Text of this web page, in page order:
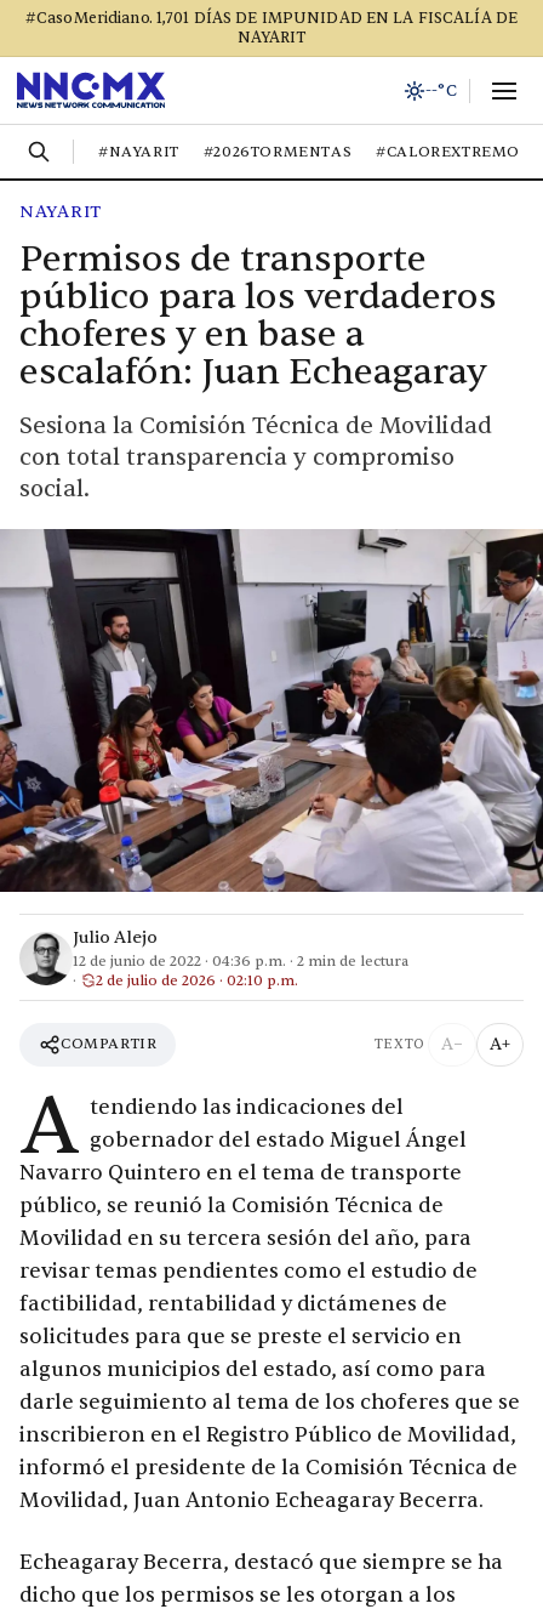
#CasoMeridiano. 1,701 DÍAS DE IMPUNIDAD EN LA FISCALÍA DE
NAYARIT
--°C
#NAYARIT #2026TORMENTAS #CALOREXTREMO
NAYARIT
Permisos de transporte
público para los verdaderos
choferes y en base a
escalafón: Juan Echeagaray
Sesiona la Comisión Técnica de Movilidad
con total transparencia y compromiso
social.
Julio Alejo
12 de junio de 2022 · 04:36 p.m. · 2 min de lectura
2 de julio de 2026 · 02:10 p.m.
COMPARTIR TEXTO A− A+
A tendiendo las indicaciones del
gobernador del estado Miguel Ángel
Navarro Quintero en el tema de transporte
público, se reunió la Comisión Técnica de
Movilidad en su tercera sesión del año, para
revisar temas pendientes como el estudio de
factibilidad, rentabilidad y dictámenes de
solicitudes para que se preste el servicio en
algunos municipios del estado, así como para
darle seguimiento al tema de los choferes que se
inscribieron en el Registro Público de Movilidad,
informó el presidente de la Comisión Técnica de
Movilidad, Juan Antonio Echeagaray Becerra.
Echeagaray Becerra, destacó que siempre se ha
dicho que los permisos se les otorgan a los